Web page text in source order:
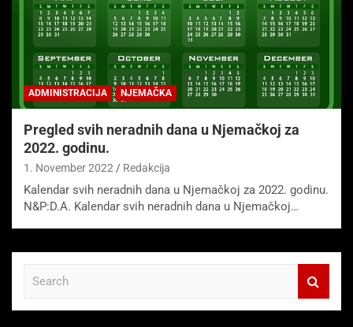
ADMINISTRACIJA NJEMAČKA
Pregled svih neradnih dana u Njemačkoj za
2022. godinu.
1. November 2022 Redakcija
Kalendar svih neradnih dana u Njemačkoj za 2022. godinu.
N&P:D.A. Kalendar svih neradnih dana u Njemačkoj…